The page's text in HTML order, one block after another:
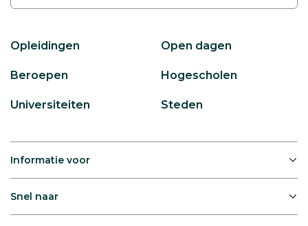
Opleidingen Open dagen
Beroepen Hogescholen
Universiteiten Steden
Informatie voor
Snel naar